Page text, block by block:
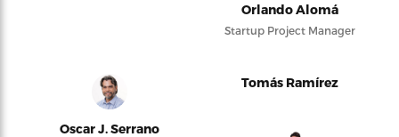
Orlando Alomá
Startup Project Manager
Oscar J. Serrano
Tomás Ramírez